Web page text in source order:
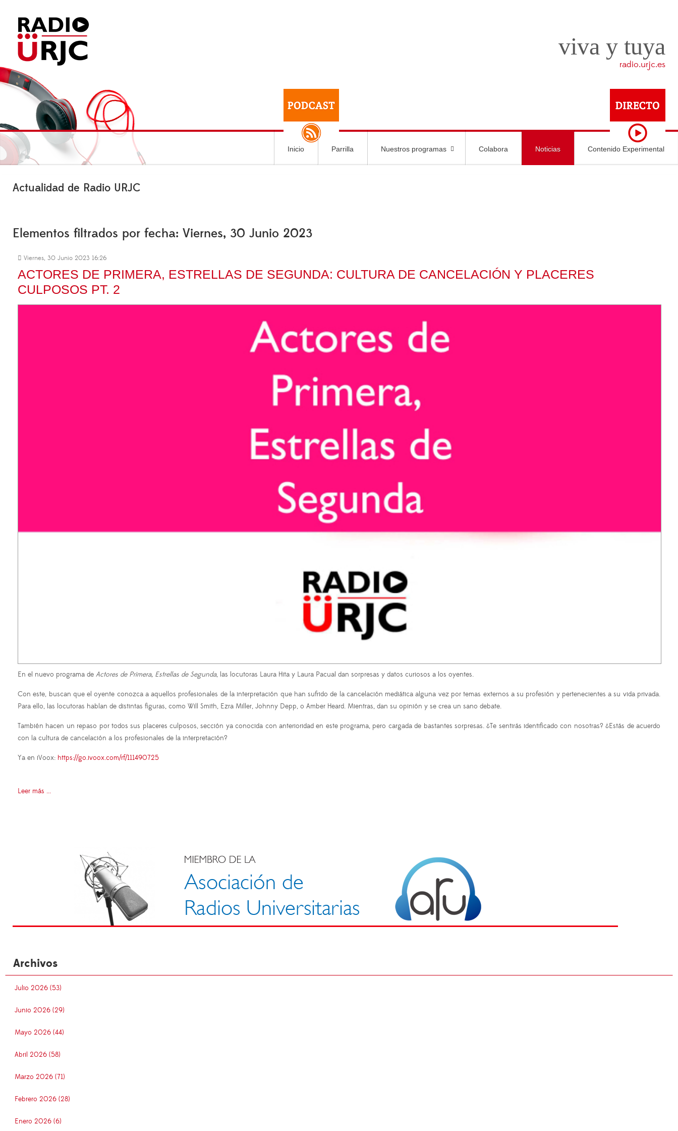
viva y tuya
radio.urjc.es
Inicio Parrilla Nuestros programas Colabora Noticias Contenido Experimental
Actualidad de Radio URJC
Elementos filtrados por fecha: Viernes, 30 Junio 2023
Viernes, 30 Junio 2023 16:26
ACTORES DE PRIMERA, ESTRELLAS DE SEGUNDA: CULTURA DE CANCELACIÓN Y PLACERES
CULPOSOS PT. 2
En el nuevo programa de Actores de Primera, Estrellas de Segunda, las locutoras Laura Hita y Laura Pacual dan sorpresas y datos curiosos a los oyentes.
Con este, buscan que el oyente conozca a aquellos profesionales de la interpretación que han sufrido de la cancelación mediática alguna vez por temas externos a su profesión y pertenecientes a su vida privada.
Para ello, las locutoras hablan de distintas figuras, como Will Smith, Ezra Miller, Johnny Depp, o Amber Heard. Mientras, dan su opinión y se crea un sano debate.
También hacen un repaso por todos sus placeres culposos, sección ya conocida con anterioridad en este programa, pero cargada de bastantes sorpresas.¿Te sentirás identificado con nosotras? ¿Estás de acuerdo
con la cultura de cancelación a los profesionales de la interpretación?
Ya en iVoox: https://go.ivoox.com/rf/111490725
Leer más ...
Archivos
Julio 2026 (53)
Junio 2026 (29)
Mayo 2026 (44)
Abril 2026 (58)
Marzo 2026 (71)
Febrero 2026 (28)
Enero 2026 (6)